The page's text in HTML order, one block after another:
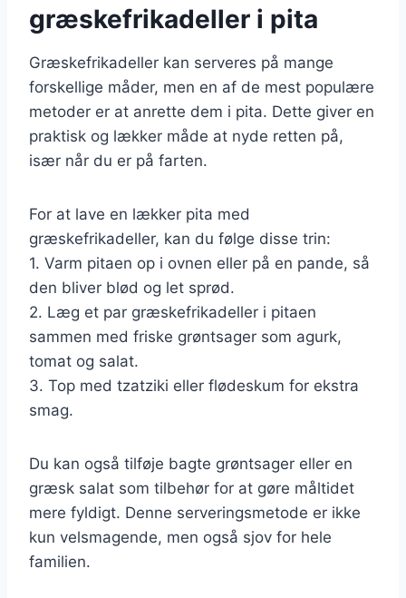
græskefrikadeller i pita
Græskefrikadeller kan serveres på mange
forskellige måder, men en af de mest populære
metoder er at anrette dem i pita. Dette giver en
praktisk og lækker måde at nyde retten på,
især når du er på farten.
For at lave en lækker pita med
græskefrikadeller, kan du følge disse trin:
1. Varm pitaen op i ovnen eller på en pande, så
den bliver blød og let sprød.
2. Læg et par græskefrikadeller i pitaen
sammen med friske grøntsager som agurk,
tomat og salat.
3. Top med tzatziki eller flødeskum for ekstra
smag.
Du kan også tilføje bagte grøntsager eller en
græsk salat som tilbehør for at gøre måltidet
mere fyldigt. Denne serveringsmetode er ikke
kun velsmagende, men også sjov for hele
familien.